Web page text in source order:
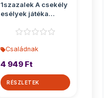
1szazalek A csekély
esélyek játéka
Családnak
4 949 Ft
RÉSZLETEK